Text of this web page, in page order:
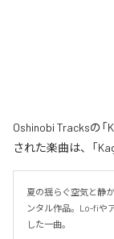
Oshinobi Tracksの
された楽曲は、「
夏の揺らぐ空気と静
ンタル作品。Lo-fiや
した一曲。